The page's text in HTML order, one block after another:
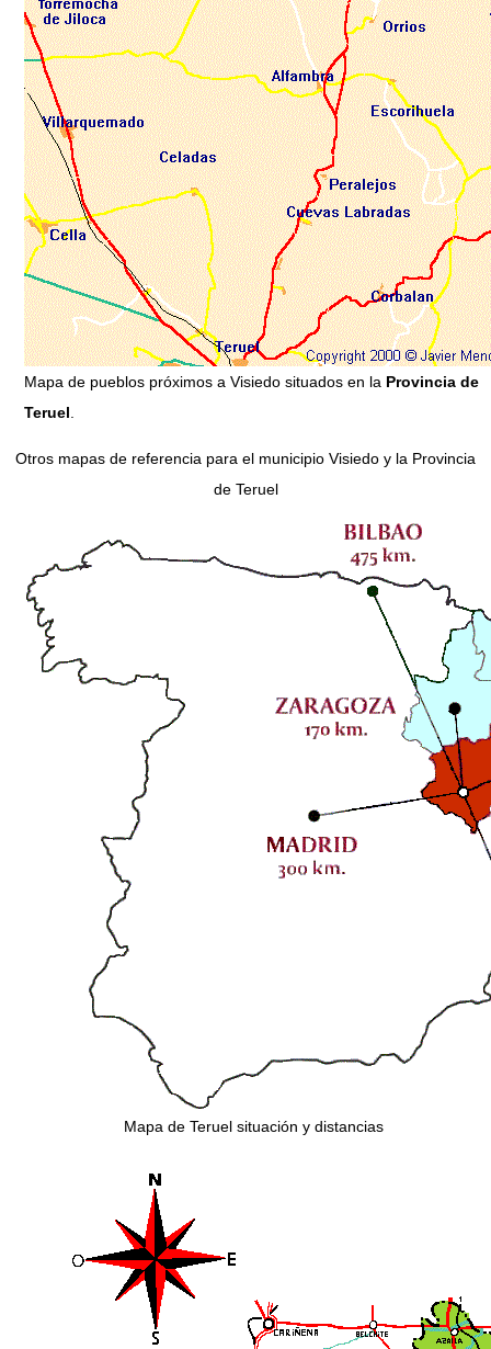
Mapa de pueblos próximos a Visiedo situados en la Provincia de
Teruel
Otros mapas de referencia para el municipio Visiedo y la Provincia
de Teruel
Mapa de Teruel situación y distancias